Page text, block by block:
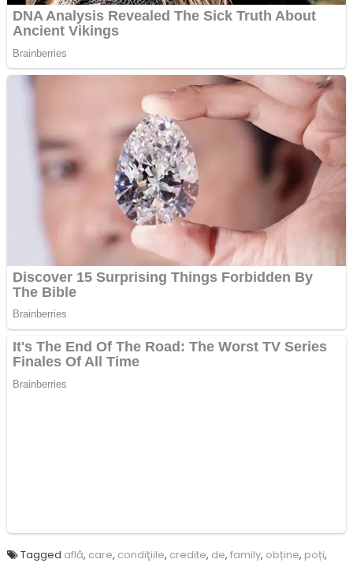
Tagged află, care, condiţiile, credite, de, family, obține, poți,